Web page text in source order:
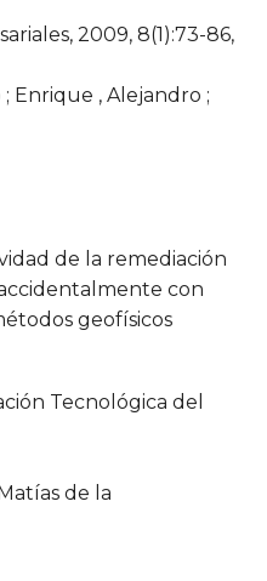
2009, 8(1):73-86,
Enrique , Alejandro ;
de la remediación
con
geofísicos
Tecnológica del
de la